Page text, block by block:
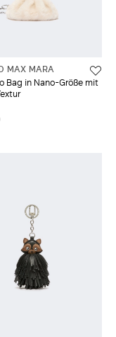
MAX MARA
Bag in Nano-Größe mit